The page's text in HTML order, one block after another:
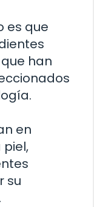
es que
han
en
su